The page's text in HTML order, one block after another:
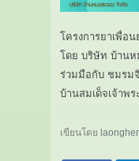
โครงการยาเพื่อน
โดย บริษัท บ้านห
ร่วมมือกับ ชมรม
บ้านสมเด็จเจ้าพร
เขียนโดย